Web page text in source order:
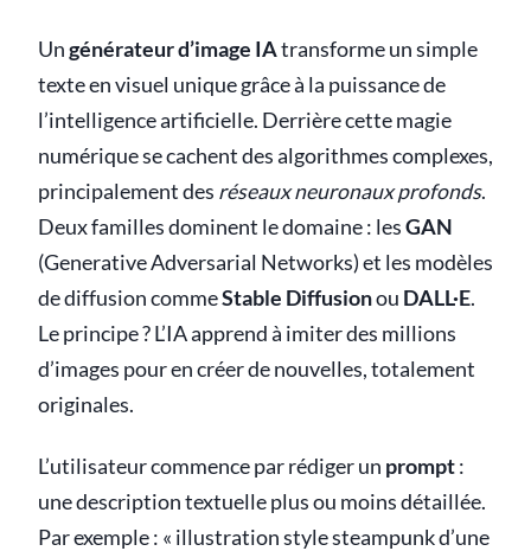
Ungénérateur d’image IAtransforme un simple
texte en visuel unique grâce à la puissance de
l’intelligence artificielle. Derrière cette magie
numérique se cachent des algorithmes complexes,
principalement des réseaux neuronaux profonds.
Deux familles dominent le domaine : lesGAN
(Generative Adversarial Networks) et les modèles
de diffusion commeStable Diffusionou DALL·E.
Le principe ? L’IA apprend à imiter des millions
d’images pour en créer de nouvelles, totalement
originales.
L’utilisateur commence par rédiger un prompt:
une description textuelle plus ou moins détaillée.
Par exemple : « illustration style steampunk d’une